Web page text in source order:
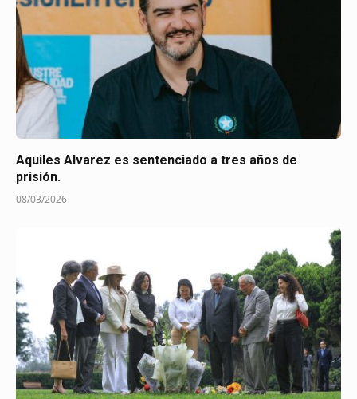
Aquiles Alvarez es sentenciado a tres años de
prisión.
08/03/2026